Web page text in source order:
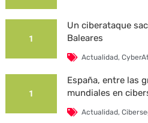
1
Un ciberataque
Baleares
Actualidad,
1
España, entre las
mundiales en
Actualidad,